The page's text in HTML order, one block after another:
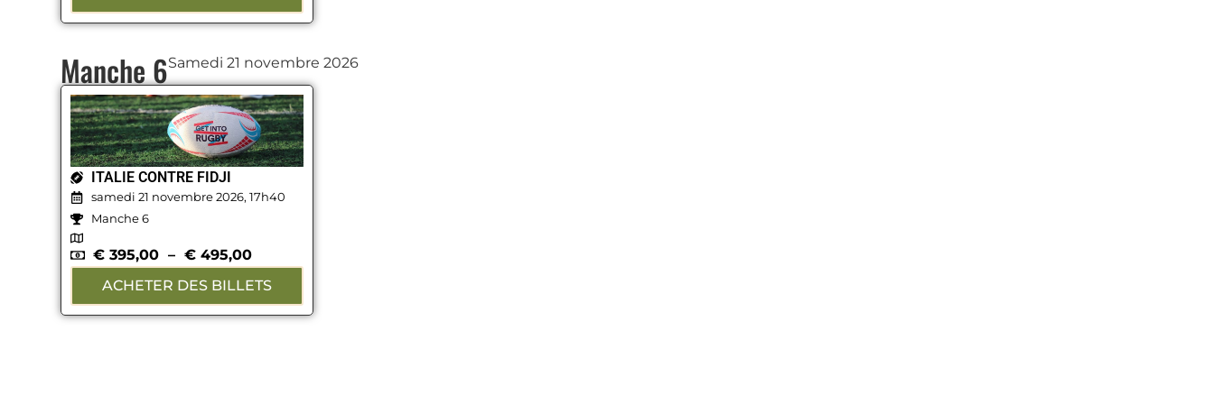
Manche 6Samedi 21 novembre 2026
ITALIE CONTRE FIDJI
samedi 21 novembre 2026, 17h40
Manche 6
€ 395,00 – € 495,00
ACHETER DES BILLETS